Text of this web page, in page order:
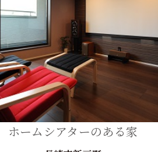
ホームシアターのある家